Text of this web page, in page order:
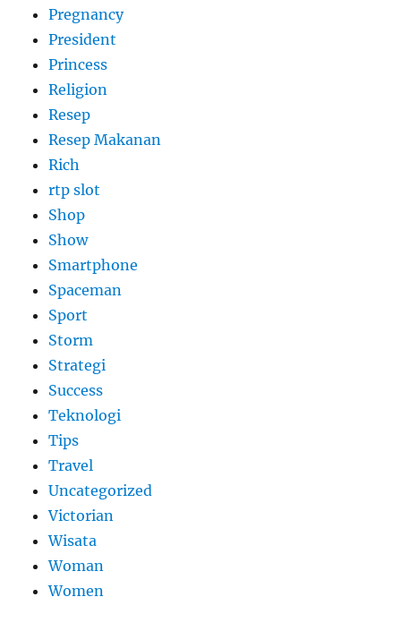
Pregnancy
President
Princess
Religion
Resep
Resep Makanan
Rich
rtp slot
Shop
Show
Smartphone
Spaceman
Sport
Storm
Strategi
Success
Teknologi
Tips
Travel
Uncategorized
Victorian
Wisata
Woman
Women